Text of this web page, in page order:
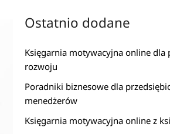
Ostatnio dodane
Księgarnia motywacyjna online dla
rozwoju
Poradniki biznesowe dla
menedżerów
Księgarnia motywacyjna online z